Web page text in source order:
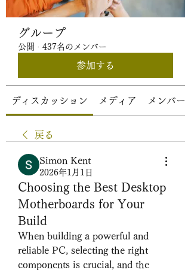
グループ
公開 · 437名のメンバー
参加する
ディスカッション メディア メンバー
戻る
Simon Kent
2026年1月1日
Choosing the Best Desktop
Motherboards for Your
Build
When building a powerful and
reliable PC, selecting the right
components is crucial, and the